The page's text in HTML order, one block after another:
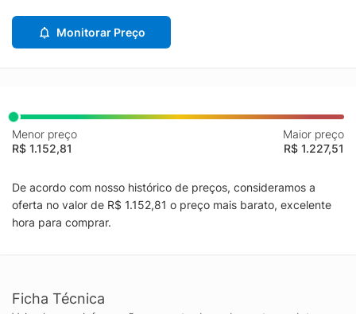
Monitorar Preço
Menor preço
R$ 1.152,81
Maior preço
R$ 1.227,51
De acordo com nosso histórico de preços, consideramos a
oferta no valor de R$ 1.152,81 o preço mais barato, excelente
hora para comprar.
Ficha Técnica